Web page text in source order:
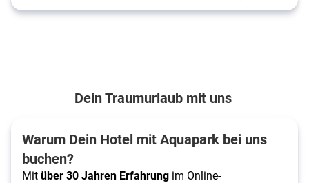
Dein Traumurlaub mit uns
Warum Dein Hotel mit Aquapark bei uns
buchen?
Mitüber 30 Jahren Erfahrung im Online-